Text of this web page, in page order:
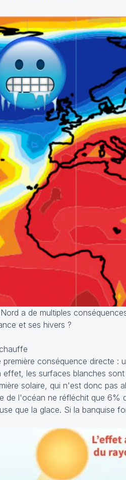
a de multiples
et ses hivers ?
conséquence directe :
les surfaces blanches
solaire, qui n'est donc pas
de l'océan ne réfléchit que 6%
que la glace. Si la banquise